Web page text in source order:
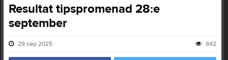
Resultat tipspromenad 28:e
september
29 sep 2025 842